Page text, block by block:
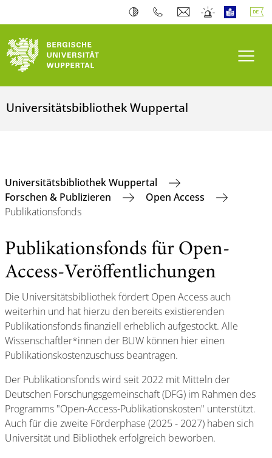
Universitätsbibliothek Wuppertal
Universitätsbibliothek Wuppertal
Forschen & Publizieren
Open Access
Publikationsfonds
Publikationsfonds für Open-
Access-Veröffentlichungen
Die Universitätsbibliothek fördert Open Access auch
weiterhin und hat hierzu den bereits existierenden
Publikationsfonds finanziell erheblich aufgestockt. Alle
Wissenschaftler*innen der BUW können hier einen
Publikationskostenzuschuss beantragen.
Der Publikationsfonds wird seit 2022 mit Mitteln der
Deutschen Forschungsgemeinschaft (DFG) im Rahmen des
Programms "Open-Access-Publikationskosten" unterstützt.
Auch für die zweite Förderphase (2025 - 2027) haben sich
Universität und Bibliothek erfolgreich beworben.